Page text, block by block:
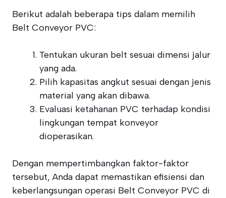
Berikut adalah beberapa tips dalam memilih
Belt Conveyor PVC:
Tentukan ukuran belt sesuai dimensi jalur
yang ada.
Pilih kapasitas angkut sesuai dengan jenis
material yang akan dibawa.
Evaluasi ketahanan PVC terhadap kondisi
lingkungan tempat konveyor
dioperasikan.
Dengan mempertimbangkan faktor-faktor
tersebut, Anda dapat memastikan efisiensi dan
keberlangsungan operasi Belt Conveyor PVC di